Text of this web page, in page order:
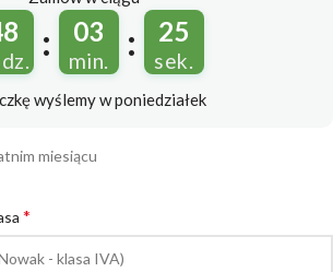
: 03
min. : 25
sek.
wyślemyw poniedziałek
miesiącu
*